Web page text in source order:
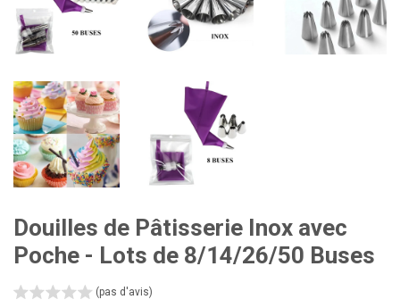
Douilles de Pâtisserie Inox avec
Poche - Lots de 8/14/26/50 Buses
(pas d'avis)